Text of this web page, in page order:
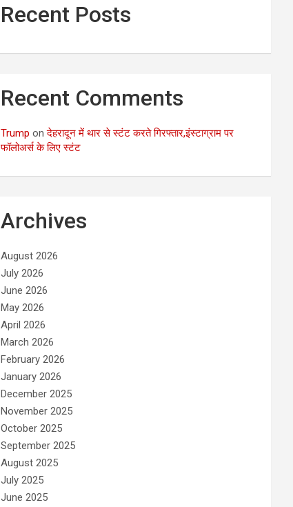
Recent Posts
Recent Comments
Trump onदेहरादून में थार से स्टंट करते गिरफ्तार,इंस्टाग्राम पर
फॉलोअर्स के लिए स्टंट
Archives
August 2026
July 2026
June 2026
May 2026
April 2026
March 2026
February 2026
January 2026
December 2025
November 2025
October 2025
September 2025
August 2025
July 2025
June 2025